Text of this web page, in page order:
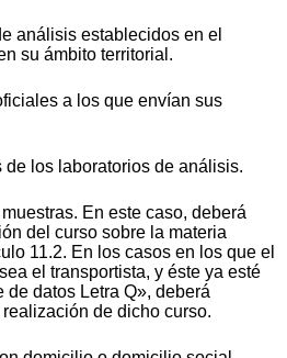
análisis establecidos en el
su ámbito territorial.
a los que envían sus
los laboratorios de análisis.
En este caso, deberá
del curso sobre la materia
11.2. En los casos en los que el
el transportista, y éste ya esté
de datos Letra Q», deberá
de dicho curso.